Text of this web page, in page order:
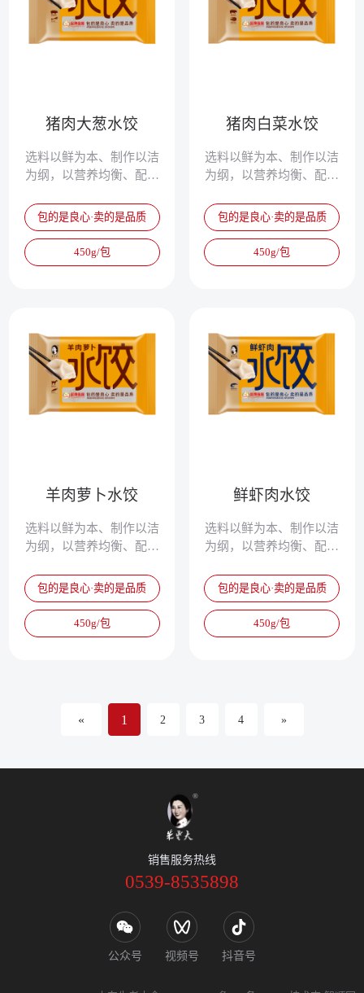
猪肉大葱水饺
选料以鲜为本、制作以洁
为纲，以营养均衡、配方
道，被誉为真正的专家水
饺。
包的是良心·卖的是品质
450g/包
猪肉白菜水饺
选料以鲜为本、制作以洁
为纲，以营养均衡、配方
道，被誉为真正的专家水
饺。
包的是良心·卖的是品质
450g/包
羊肉萝卜水饺
选料以鲜为本、制作以洁
为纲，以营养均衡、配方
道，被誉为真正的专家水
饺。
包的是良心·卖的是品质
450g/包
鲜虾肉水饺
选料以鲜为本、制作以洁
为纲，以营养均衡、配方
道，被誉为真正的专家水
饺。
包的是良心·卖的是品质
450g/包
« 1 2 3 4 »
销售服务热线
0539-8535898
公众号 视频号 抖音号